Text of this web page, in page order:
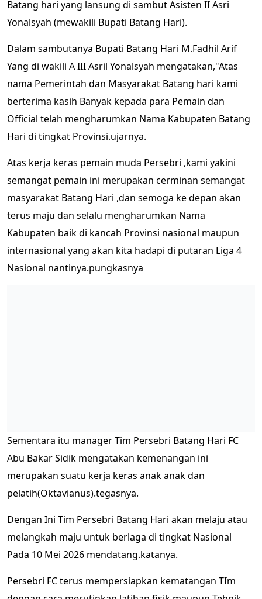
Batang hari yang lansung di sambut Asisten II Asri
Yonalsyah (mewakili Bupati Batang Hari).
Dalam sambutanya Bupati Batang Hari M.Fadhil Arif
Yang di wakili A III Asril Yonalsyah mengatakan,"Atas
nama Pemerintah dan Masyarakat Batang hari kami
berterima kasih Banyak kepada para Pemain dan
Official telah mengharumkan Nama Kabupaten Batang
Hari di tingkat Provinsi.ujarnya.
Atas kerja keras pemain muda Persebri ,kami yakini
semangat pemain ini merupakan cerminan semangat
masyarakat Batang Hari ,dan semoga ke depan akan
terus maju dan selalu mengharumkan Nama
Kabupaten baik di kancah Provinsi nasional maupun
internasional yang akan kita hadapi di putaran Liga 4
Nasional nantinya.pungkasnya
Sementara itu manager Tim Persebri Batang Hari FC
Abu Bakar Sidik mengatakan kemenangan ini
merupakan suatu kerja keras anak anak dan
pelatih(Oktavianus).tegasnya.
Dengan Ini Tim Persebri Batang Hari akan melaju atau
melangkah maju untuk berlaga di tingkat Nasional
Pada 10 Mei 2026 mendatang.katanya.
Persebri FC terus mempersiapkan kematangan TIm